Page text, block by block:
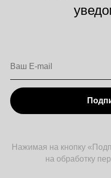
Нажимая на кнопку
на обработку